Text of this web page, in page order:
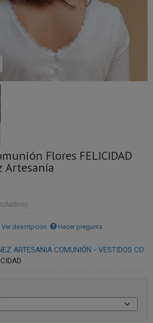
Flores FELICIDAD
Artesanía
Ver descripción Hacer pregunta
ARTESANIA COMUNIÓN - VESTIDOS CO